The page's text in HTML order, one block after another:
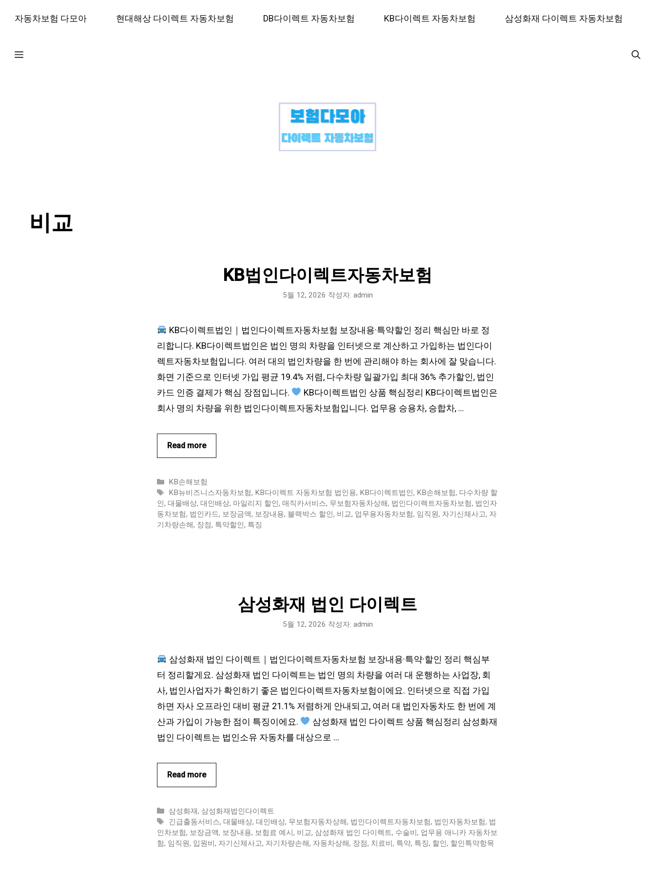
자동차보험 다모아 현대해상 다이렉트 자동차보험 DB다이렉트 자동차보험 KB다이렉트 자동차보험 삼성화재 다이렉트 자동차보험
비교
KB법인다이렉트자동차보험
5월 12, 2026 작성자: admin
KB다이렉트법인｜법인다이렉트자동차보험 보장내용·특약할인 정리 핵심만 바로 정
리합니다. KB다이렉트법인은 법인 명의 차량을 인터넷으로 계산하고 가입하는 법인다이
렉트자동차보험입니다. 여러 대의 법인차량을 한 번에 관리해야 하는 회사에 잘 맞습니다.
화면 기준으로 인터넷 가입 평균 19.4% 저렴, 다수차량 일괄가입 최대 36% 추가할인, 법인
카드 인증 결제가 핵심 장점입니다.
KB다이렉트법인 상품 핵심정리 KB다이렉트법인은
회사 명의 차량을 위한 법인다이렉트자동차보험입니다. 업무용 승용차, 승합차, …
Read more
카
테
고
리
KB손해보험
태
그
KB뉴비즈니스자동차보험, KB다이렉트 자동차보험 법인용, KB다이렉트법인, KB손해보험, 다수차량 할
인, 대물배상, 대인배상, 마일리지 할인, 매직카서비스, 무보험자동차상해, 법인다이렉트자동차보험, 법인자
동차보험, 법인카드, 보장금액, 보장내용, 블랙박스 할인, 비교, 업무용자동차보험, 임직원, 자기신체사고, 자
기차량손해, 장점, 특약할인, 특징
삼성화재 법인 다이렉트
5월 12, 2026 작성자: admin
삼성화재 법인 다이렉트｜법인다이렉트자동차보험 보장내용·특약·할인 정리 핵심부
터 정리할게요. 삼성화재 법인 다이렉트는 법인 명의 차량을 여러 대 운행하는 사업장, 회
사, 법인사업자가 확인하기 좋은 법인다이렉트자동차보험이에요. 인터넷으로 직접 가입
하면 자사 오프라인 대비 평균 21.1% 저렴하게 안내되고, 여러 대 법인자동차도 한 번에 계
산과 가입이 가능한 점이 특징이에요.
삼성화재 법인 다이렉트 상품 핵심정리 삼성화재
법인 다이렉트는 법인소유 자동차를 대상으로 …
Read more
카
테
고
리
삼성화재, 삼성화재법인다이렉트
태
그
긴급출동서비스,대물배상,대인배상, 무보험자동차상해, 법인다이렉트자동차보험, 법인자동차보험, 법
인차보험, 보장금액, 보장내용, 보험료 예시, 비교, 삼성화재 법인 다이렉트, 수술비, 업무용 애니카 자동차보
험, 임직원, 입원비, 자기신체사고, 자기차량손해, 자동차상해, 장점, 치료비, 특약, 특징, 할인, 할인특약항목